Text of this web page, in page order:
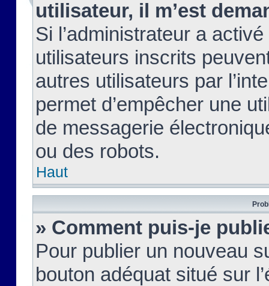
utilisateur, il m’est
Si l’administrateur a
utilisateurs inscrits
autres utilisateurs par
permet d’empêcher une
de messagerie
ou des robots.
Haut
» Comment puis-je
Pour publier un nouveau
bouton adéquat situé sur